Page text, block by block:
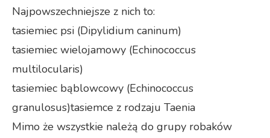
Najpowszechniejsze z nich to:
tasiemiec psi (Dipylidium caninum)
tasiemiec wielojamowy (Echinococcus
multilocularis)
tasiemiec bąblowcowy (Echinococcus
granulosus)tasiemce z rodzaju Taenia
Mimo że wszystkie należą do grupy robaków